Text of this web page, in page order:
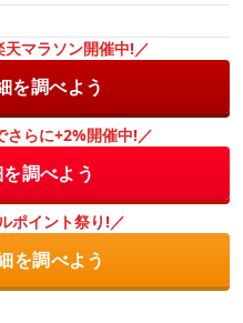
マラソン開催中!／
を調べよう
さらに+2%開催中!／
調べよう
ポイント祭り!／
を調べよう